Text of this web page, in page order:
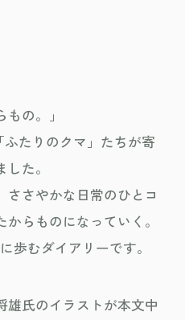
の。」
ふたりのクマ」たちが寄
た。
さやかな日常のひとコ
らものになっていく。
歩むダイアリーです。
雄氏のイラストが本文中